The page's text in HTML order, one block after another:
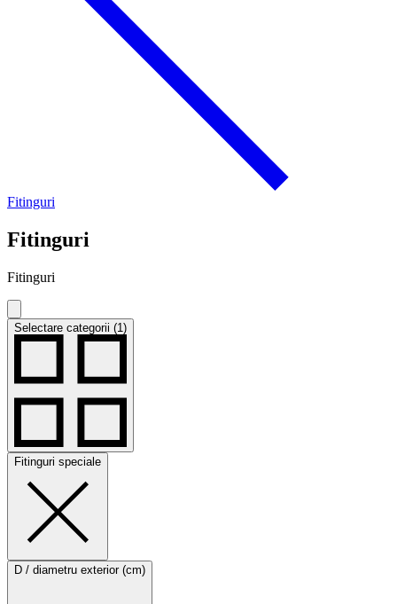
Fitinguri
Fitinguri
Fitinguri
Selectare categorii (1)
Fitinguri speciale
D / diametru exterior (cm)